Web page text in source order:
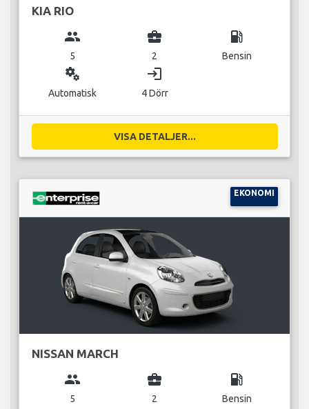
KIA RIO
group
5
business_center
2
local_gas_station
Bensin
miscellaneous_services
Automatisk
login
4 Dörr
VISA DETALJER...
EKONOMI
NISSAN MARCH
group
5
business_center
2
local_gas_station
Bensin